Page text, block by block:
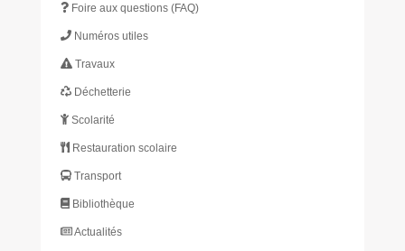
Foire aux questions (FAQ)
Numéros utiles
Travaux
Déchetterie
Scolarité
Restauration scolaire
Transport
Bibliothèque
Actualités